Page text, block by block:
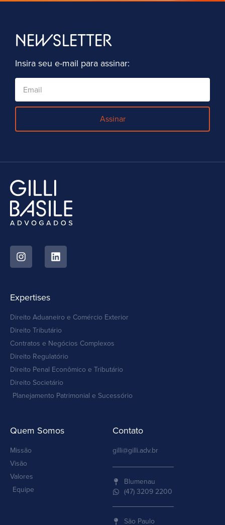
NEWSLETTER
Insira seu e-mail para assinar:
Assinar
Expertises
Direito Aduaneiro e Comércio Exterior
Direito Tributário
Contratos e Negócios Complexos
Direito Regulatório
Direito Penal Econômico e Tributário
Direito Societário
Planejamento Patrimonial e Sucessório
Quem Somos
Missão
Visão
Valores
Equipe
Contato
gilli@gilli.adv.br
Blumenau
(47) 3209 2200
São Paulo